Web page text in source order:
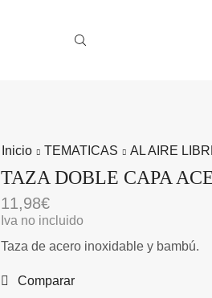
Inicio TEMATICAS AL AIRE
TAZA DOBLE CAPA
11,98€
Iva no incluido
Taza de acero inoxidable y bambú.
Comparar